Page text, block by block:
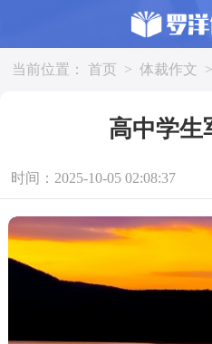
当前位置： 首页 > 体裁作文 >
高中学生
时间：2025-10-05 02:08:37